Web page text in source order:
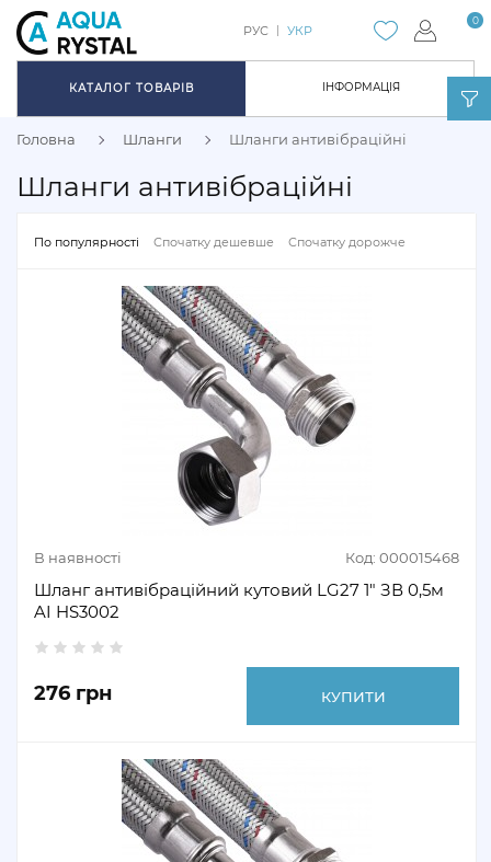
ІНФОРМАЦІЯ
0
РУС УКР
КАТАЛОГ ТОВАРІВ
Головна Шланги Шланги антивібраційні
Шланги антивібраційні
По популярності Спочатку дешевше Спочатку дорожче
В наявності Код: 000015468
Шланг антивібраційний кутовий LG27 1″ ЗВ 0,5м
AI HS3002
276 грн КУПИТИ